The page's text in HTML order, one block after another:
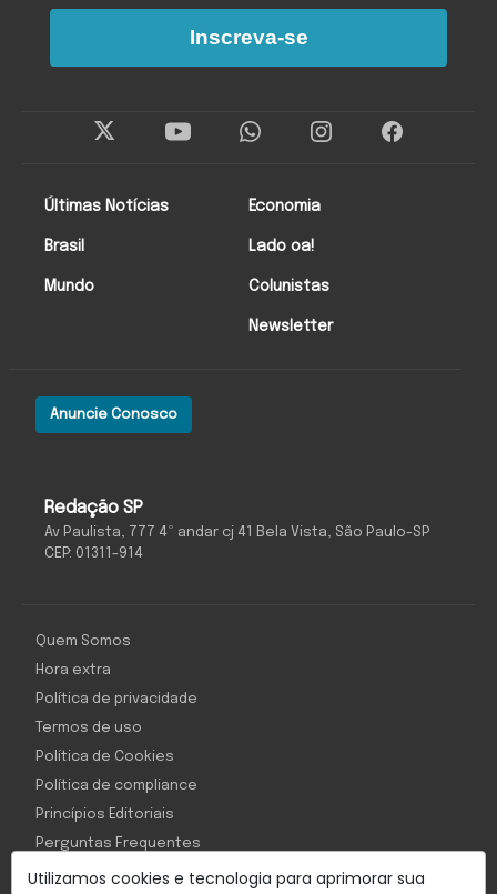
Utilizamos cookies e tecnologia para aprimorar sua
Redação SP
Av Paulista, 777 4º andar cj 41 Bela Vista, São Paulo-SP
CEP: 01311-914
Anuncie Conosco
Últimas Notícias
Brasil
Mundo
Economia
Lado oa!
Colunistas
Newsletter
Inscreva-se
Quem Somos
Hora extra
Política de privacidade
Termos de uso
Política de Cookies
Política de compliance
Princípios Editoriais
Perguntas Frequentes